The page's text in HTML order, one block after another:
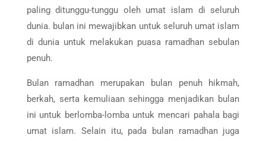
paling ditunggu-tunggu oleh umat islam di seluruh
dunia. bulan ini mewajibkan untuk seluruh umat islam
di dunia untuk melakukan puasa ramadhan sebulan
penuh.
Bulan ramadhan merupakan bulan penuh hikmah,
berkah, serta kemuliaan sehingga menjadikan bulan
ini untuk berlomba-lomba untuk mencari pahala bagi
umat islam. Selain itu, pada bulan ramadhan juga